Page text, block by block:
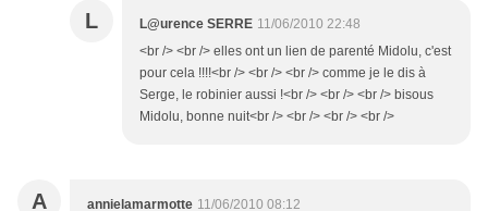
L L@urence SERRE 11/06/2010 22:48
<br /> <br /> elles ont un lien de parenté Midolu, c'est
pour cela !!!!<br /> <br /> <br /> comme je le dis à
Serge, le robinier aussi !<br /> <br /> <br /> bisous
Midolu, bonne nuit<br /> <br /> <br /> <br />
A annielamarmotte 11/06/2010 08:12